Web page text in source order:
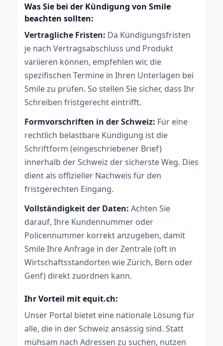
Was Sie bei der Kündigung von Smile
beachten sollten:
Vertragliche Fristen: Da Kündigungsfristen
je nach Vertragsabschluss und Produkt
variieren können, empfehlen wir, die
spezifischen Termine in Ihren Unterlagen bei
Smile zu prüfen. So stellen Sie sicher, dass Ihr
Schreiben fristgerecht eintrifft.
Formvorschriften in der Schweiz: Für eine
rechtlich belastbare Kündigung ist die
Schriftform (eingeschriebener Brief)
innerhalb der Schweiz der sicherste Weg. Dies
dient als offizieller Nachweis für den
fristgerechten Eingang.
Vollständigkeit der Daten: Achten Sie
darauf, Ihre Kundennummer oder
Policennummer korrekt anzugeben, damit
Smile Ihre Anfrage in der Zentrale (oft in
Wirtschaftsstandorten wie Zürich, Bern oder
Genf) direkt zuordnen kann.
Ihr Vorteil mit equit.ch:
Unser Portal bietet eine nationale Lösung für
alle, die in der Schweiz ansässig sind. Statt
mühsam nach Adressen zu suchen, nutzen